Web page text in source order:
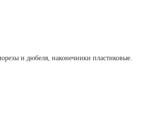
и дюбеля, наконечники пластиковые.